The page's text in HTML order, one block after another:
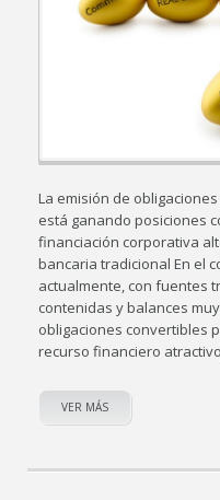
La emisión de
está ganando posiciones
financiación corporativa
bancaria tradicional En el
actualmente, con fuentes
contenidas y balances
obligaciones convertibles
recurso financiero
VER MÁS